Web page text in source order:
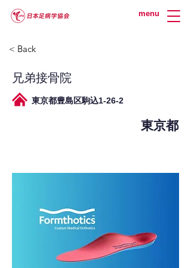
menu
< Back
兄弟接骨院
東京都豊島区駒込1-26-2
東京都